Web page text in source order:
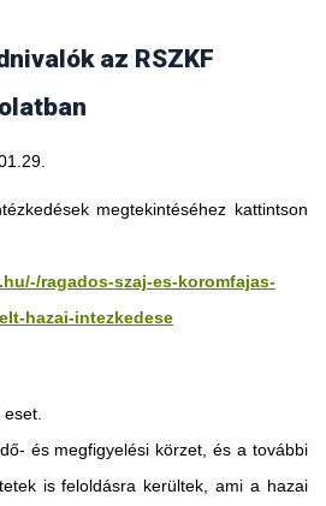
az RSZKF
megtekintéséhez kattintson
ragados-szaj-es-koromfajas-
hazai-intezkedese
eset.
és megfigyelési körzet, és a további
is feloldásra kerültek, ami a hazai